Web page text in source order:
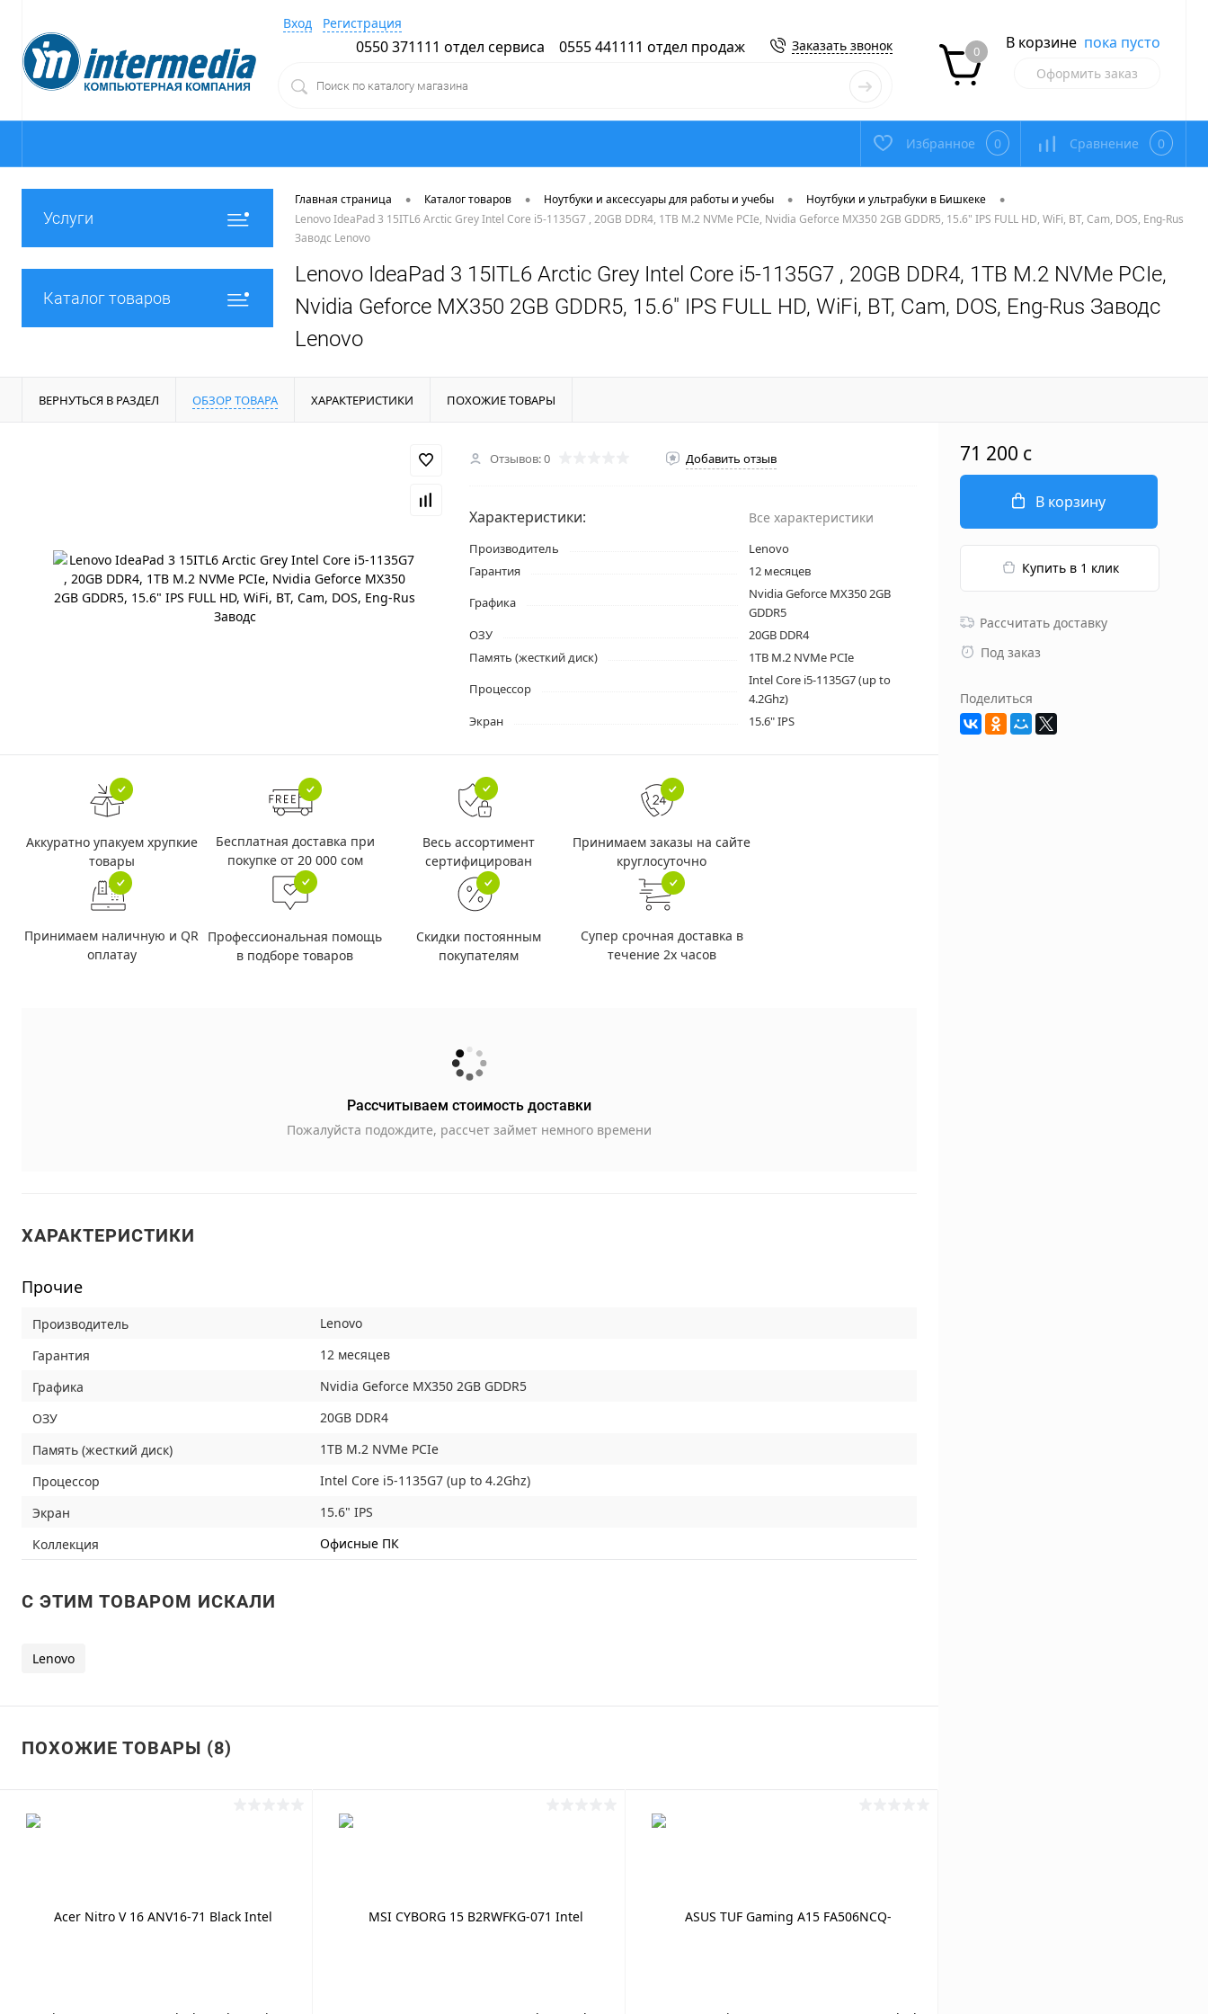
Вход Регистрация
0550 371111 отдел сервиса 0555 441111 отдел продаж Заказать звонок 0 В корзине пока пусто
Оформить заказ
Избранное 0 Сравнение 0
Услуги
Каталог товаров
Главная страница • Каталог товаров • Ноутбуки и аксессуары для работы и учебы • Ноутбуки и ультрабуки в Бишкеке •
Lenovo IdeaPad 3 15ITL6 Arctic Grey Intel Core i5-1135G7 , 20GB DDR4, 1TB M.2 NVMe PCIe, Nvidia Geforce MX350 2GB GDDR5, 15.6" IPS FULL HD, WiFi, BT, Cam, DOS, Eng-Rus
Заводс Lenovo
Lenovo IdeaPad 3 15ITL6 Arctic Grey Intel Core i5-1135G7 , 20GB DDR4, 1TB M.2 NVMe PCIe,
Nvidia Geforce MX350 2GB GDDR5, 15.6" IPS FULL HD, WiFi, BT, Cam, DOS, Eng-Rus Заводс
Lenovo
ВЕРНУТЬСЯ В РАЗДЕЛ ОБЗОР ТОВАРА ХАРАКТЕРИСТИКИ ПОХОЖИЕ ТОВАРЫ
Отзывов: 0 Добавить отзыв
Характеристики: Все характеристики
Производитель
Lenovo
Гарантия
12 месяцев
Графика
Nvidia Geforce MX350 2GB
GDDR5
ОЗУ
20GB DDR4
Память (жесткий диск)
1TB M.2 NVMe PCIe
Процессор
Intel Core i5-1135G7 (up to
4.2Ghz)
Экран
15.6" IPS
Аккуратно упакуем хрупкие
товары
Бесплатная доставка при
покупке от 20 000 сом
Весь ассортимент
сертифицирован
Принимаем заказы на сайте
круглосуточно
Принимаем наличную и QR
оплатау
Профессиональная помощь
в подборе товаров
Скидки постоянным
покупателям
Супер срочная доставка в
течение 2х часов
Рассчитываем стоимость доставки
Пожалуйста подождите, рассчет займет немного времени
ХАРАКТЕРИСТИКИ
Прочие
Производитель
Lenovo
Гарантия
12 месяцев
Графика
Nvidia Geforce MX350 2GB GDDR5
ОЗУ
20GB DDR4
Память (жесткий диск)
1TB M.2 NVMe PCIe
Процессор
Intel Core i5-1135G7 (up to 4.2Ghz)
Экран
15.6" IPS
Коллекция
Офисные ПК
C ЭТИМ ТОВАРОМ ИСКАЛИ
Lenovo
ПОХОЖИЕ ТОВАРЫ (8)
71 200 c
В корзину
Купить в 1 клик
Рассчитать доставку
Под заказ
Поделиться